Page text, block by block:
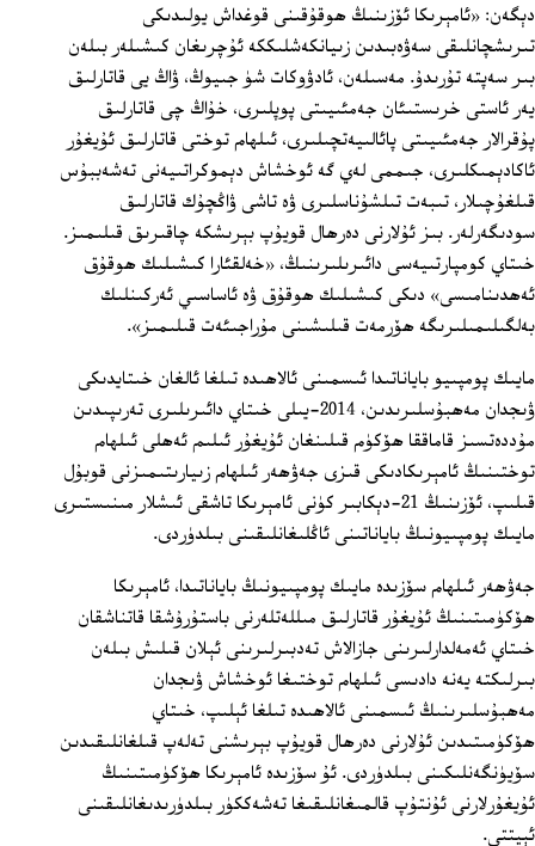
دېگەن: «ئامېرىكا ئۆزىنىڭ ھوقۇقىنى قوغداش يولىدىكى
تىرىشچانلىقى سەۋەبىدىن زىيانكەشلىككە ئۇچرىغان كىشىلەر بىلەن
بىر سەپتە تۇرىدۇ. مەسىلەن، ئادۋوكات شۈ جىيوڭ، ۋاڭ يى قاتارلىق
يەر ئاستى خرىستىئان جەمئىيىتى پوپلىرى، خۇاڭ چى قاتارلىق
پۇقرالار جەمئىيىتى پائالىيەتچىلىرى، ئىلھام توختى قاتارلىق ئۇيغۇر
ئاكادېمىكلىرى، جىممى لەي گە ئوخشاش دېموكراتىيەنى تەشەببۇس
قىلغۇچىلار، تىبەت تىلشۇناسلىرى ۋە تاشى ۋاڭچۇك قاتارلىق
سودىگەرلەر. بىز ئۇلارنى دەرھال قويۇپ بېرىشكە چاقىرىق قىلىمىز.
خىتاي كومپارتىيەسى دائىرىلىرىنىڭ، «خەلقئارا كىشىلىك ھوقۇق
ئەھدىنامىسى» دىكى كىشىلىك ھوقۇق ۋە ئاساسىي ئەركىنلىك
بەلگىلىمىلىرىگە ھۆرمەت قىلىشىنى مۇراجىئەت قىلىمىز».
مايىك پومپىيو باياناتىدا ئىسمىنى ئالاھىدە تىلغا ئالغان خىتايدىكى
ۋىجدان مەھبۇسلىرىدىن، 2014-يىلى خىتاي دائىرىلىرى تەرىپىدىن
مۇددەتسىز قاماققا ھۆكۈم قىلىنغان ئۇيغۇر ئىلىم ئەھلى ئىلھام
توختىنىڭ ئامېرىكادىكى قىزى جەۋھەر ئىلھام زىيارىتىمىزنى قوبۇل
قىلىپ، ئۆزىنىڭ 21-دېكابىر كۈنى ئامېرىكا تاشقى ئىشلار مىنىستىرى
مايىك پومپىيونىڭ باياناتىنى ئاڭلىغانلىقىنى بىلدۈردى.
جەۋھەر ئىلھام سۆزىدە مايىك پومپىيونىڭ باياناتىدا، ئامېرىكا
ھۆكۈمىتىنىڭ ئۇيغۇر قاتارلىق مىللەتلەرنى باستۇرۇشقا قاتناشقان
خىتاي ئەمەلدارلىرىنى جازالاش تەدبىرلىرىنى ئېلان قىلىش بىلەن
بىرلىكتە يەنە دادىسى ئىلھام توختىغا ئوخشاش ۋىجدان
مەھبۇسلىرىنىڭ ئىسمىنى ئالاھىدە تىلغا ئېلىپ، خىتاي
ھۆكۈمىتىدىن ئۇلارنى دەرھال قويۇپ بېرىشنى تەلەپ قىلغانلىقىدىن
سۆيۈنگەنلىكىنى بىلدۈردى. ئۇ سۆزىدە ئامېرىكا ھۆكۈمىتىنىڭ
ئۇيغۇرلارنى ئۇنتۇپ قالمىغانلىقىغا تەشەككۈر بىلدۈرىدىغانلىقىنى
ئېيتتى.